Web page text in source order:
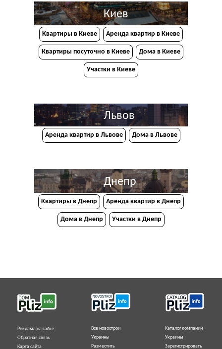
Киев
Квартиры в Киеве Аренда квартир в Киеве
Квартиры посуточно в Киеве Дома в Киеве
Участки в Киеве
Львов
Аренда квартир в Львове Дома в Львове
Днепр
Квартиры в Днепр Аренда квартир в Днепр
Дома в Днепр Участки в Днепр
Реклама на сайте
Обратная связь
Карта сайта
Все новострои
Украины
Разместить
Каталог компаний
Украины
Зарегистрировать